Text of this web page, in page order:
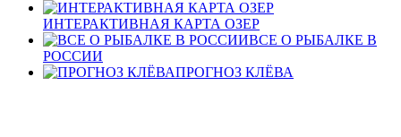
ИНТЕРАКТИВНАЯ КАРТА ОЗЕР
ВСЕ О РЫБАЛКЕ В
РОССИИ
ПРОГНОЗ КЛЁВА